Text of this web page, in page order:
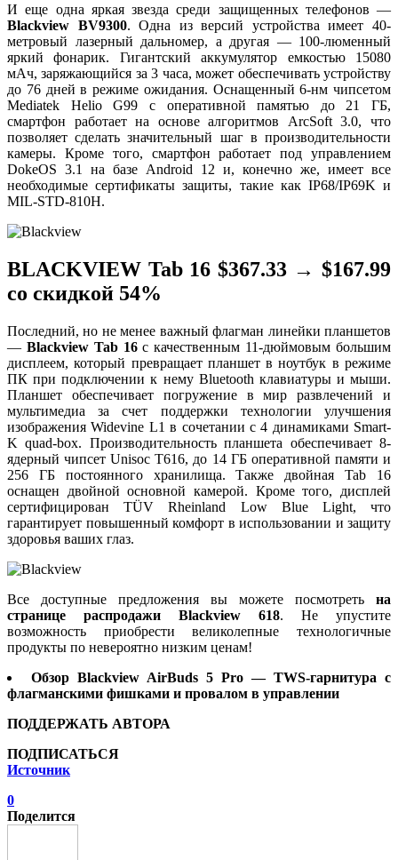
И еще одна яркая звезда среди защищенных телефонов —
Blackview BV9300. Одна из версий устройства имеет 40-
метровый лазерный дальномер, а другая — 100-люменный
яркий фонарик. Гигантский аккумулятор емкостью 15080
мАч, заряжающийся за 3 часа, может обеспечивать устройству
до 76 дней в режиме ожидания. Оснащенный 6-нм чипсетом
Mediatek Helio G99 с оперативной памятью до 21 ГБ,
смартфон работает на основе алгоритмов ArcSoft 3.0, что
позволяет сделать значительный шаг в производительности
камеры. Кроме того, смартфон работает под управлением
DokeOS 3.1 на базе Android 12 и, конечно же, имеет все
необходимые сертификаты защиты, такие как IP68/IP69K и
MIL-STD-810H.
BLACKVIEW Tab 16 $367.33 → $167.99
со скидкой 54%
Последний, но не менее важный флагман линейки планшетов
— Blackview Tab 16с качественным 11-дюймовым большим
дисплеем, который превращает планшет в ноутбук в режиме
ПК при подключении к нему Bluetooth клавиатуры и мыши.
Планшет обеспечивает погружение в мир развлечений и
мультимедиа за счет поддержки технологии улучшения
изображения Widevine L1 в сочетании с 4 динамиками Smart-
K quad-box. Производительность планшета обеспечивает 8-
ядерный чипсет Unisoc T616, до 14 ГБ оперативной памяти и
256 ГБ постоянного хранилища. Также двойная Tab 16
оснащен двойной основной камерой. Кроме того, дисплей
сертифицирован TÜV Rheinland Low Blue Light, что
гарантирует повышенный комфорт в использовании и защиту
здоровья ваших глаз.
Все доступные предложения вы можете посмотреть на
странице распродажи Blackview 618. Не упустите
возможность приобрести великолепные технологичные
продукты по невероятно низким ценам!
Обзор Blackvіew AirBuds 5 Pro — TWS-гарнитура с
флагманскими фишками и провалом в управлении
ПОДДЕРЖАТЬ АВТОРА
ПОДПИСАТЬСЯ
Источник
0
Поделится